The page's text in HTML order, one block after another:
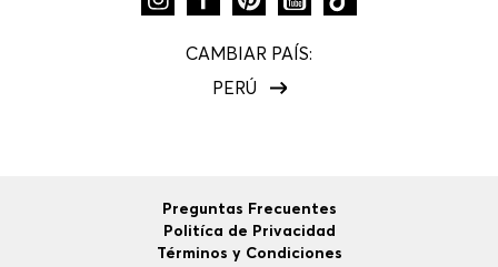
CAMBIAR PAÍS:
PERÚ
Preguntas Frecuentes
Politíca de Privacidad
Términos y Condiciones